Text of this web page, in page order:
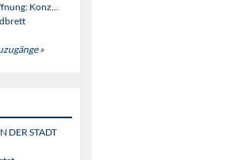
Konz...
»
DER STADT